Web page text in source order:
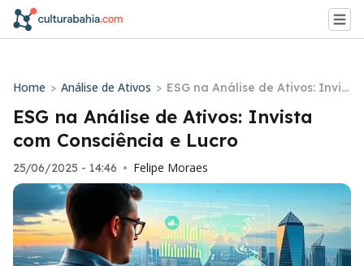
Home > Análise de Ativos > ESG na Análise de Ativos: Invis
ta com Consciência e Lucro
ESG na Análise de Ativos: Invista
com Consciência e Lucro
25/06/2025 - 14:46 • Felipe Moraes